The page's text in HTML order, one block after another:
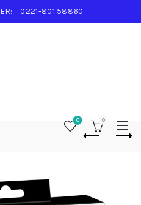
0221-801 58860
0 0